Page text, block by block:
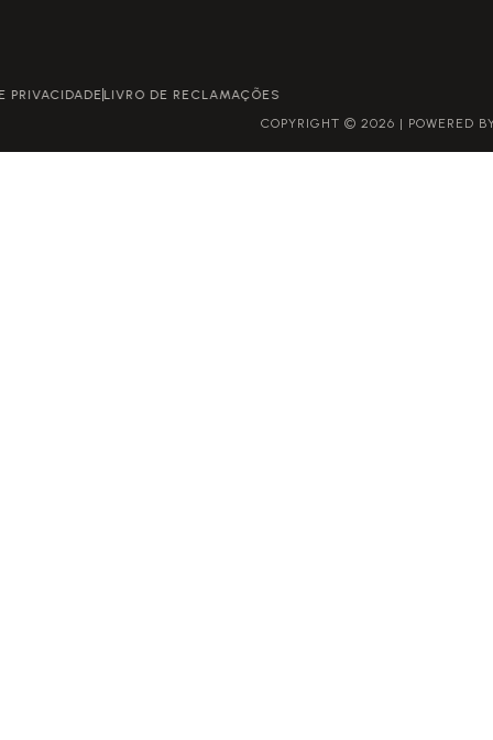
POLÍTICA DE PRIVACIDADELIVRO DE RECLAMAÇÕES
COPYRIGHT © 2026 | POWERED BY GROWME